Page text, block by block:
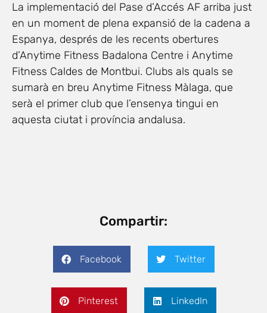
La implementació del Pase d’Accés AF arriba just
en un moment de plena expansió de la cadena a
Espanya, després de les recents obertures
d’Anytime Fitness Badalona Centre i Anytime
Fitness Caldes de Montbui. Clubs als quals se
sumarà en breu Anytime Fitness Màlaga, que
serà el primer club que l’ensenya tingui en
aquesta ciutat i província andalusa.
Compartir:
Facebook Twitter
Pinterest LinkedIn